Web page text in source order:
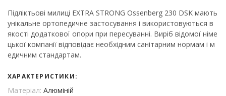
Підліктьові милиці EXTRA STRONG Ossenberg 230 DSK мають
унікальне ортопедичне застосування і використовуються в
якості додаткової опори при пересуванні. Виріб відомої німе
цької компанії відповідає необхідним санітарним нормам і м
едичним стандартам.
ХАРАКТЕРИСТИКИ:
Матеріал: Алюміній